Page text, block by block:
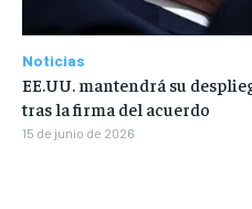
Noticias
EE.UU. mantendrá su
tras la firma del acuerdo
15 de junio de 2026